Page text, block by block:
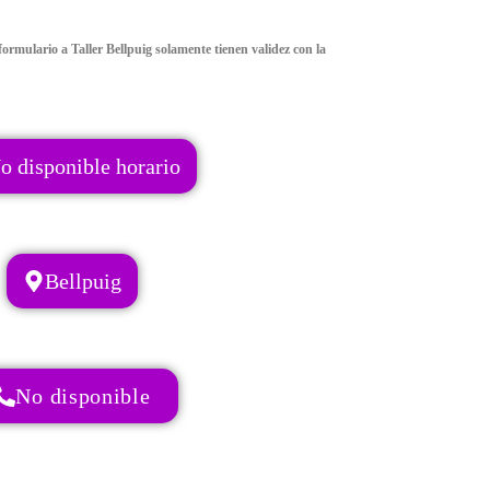
a Taller Bellpuig solamente tienen validez con la
disponible horario
Bellpuig
No disponible